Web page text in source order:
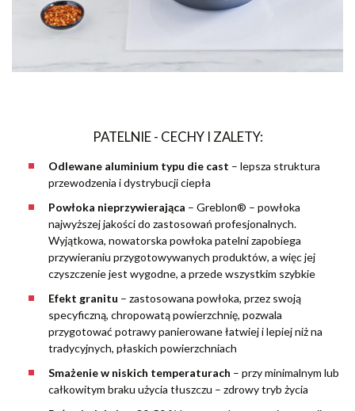
PATELNIE - CECHY I ZALETY:
Odlewane aluminium typu die cast – lepsza struktura
przewodzenia i dystrybucji ciepła
Powłoka nieprzywierająca – Greblon® – powłoka
najwyższej jakości do zastosowań profesjonalnych.
Wyjątkowa, nowatorska powłoka patelni zapobiega
przywieraniu przygotowywanych produktów, a więc jej
czyszczenie jest wygodne, a przede wszystkim szybkie
Efekt granitu – zastosowana powłoka, przez swoją
specyficzną, chropowatą powierzchnię, pozwala
przygotować potrawy panierowane łatwiej i lepiej niż na
tradycyjnych, płaskich powierzchniach
Smażenie w niskich temperaturach – przy minimalnym lub
całkowitym braku użycia tłuszczu – zdrowy tryb życia